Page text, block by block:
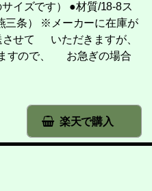
イズです） ●材質/18-8ス
三条） ※メーカーに在庫が
させて いただきますが、
すので、 お急ぎの場合
楽天で購入